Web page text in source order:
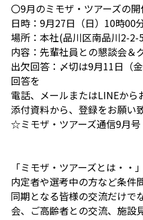
〇9月のミモザ・ツアーズの開
日時：9月27日（日）10時00
場所：本社(品川区南品川2-
内容：先輩社員との懇談会＆
出欠回答：〆切は9月11日（
回答を
電話、メールまたはLINEから
添付資料から、登録をお願い
☆ミモザ・ツアーズ通信9月号
「ミモザ・ツアーズとは・・」
内定者や選考中の方など条件
同期となる皆様の交流だけで
会、ご高齢者との交流、施設